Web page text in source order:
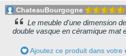
ChateauBourgogne
Le meuble d'une dimension
double vasque en céramique mat
Ajoutez ce produit dans votre